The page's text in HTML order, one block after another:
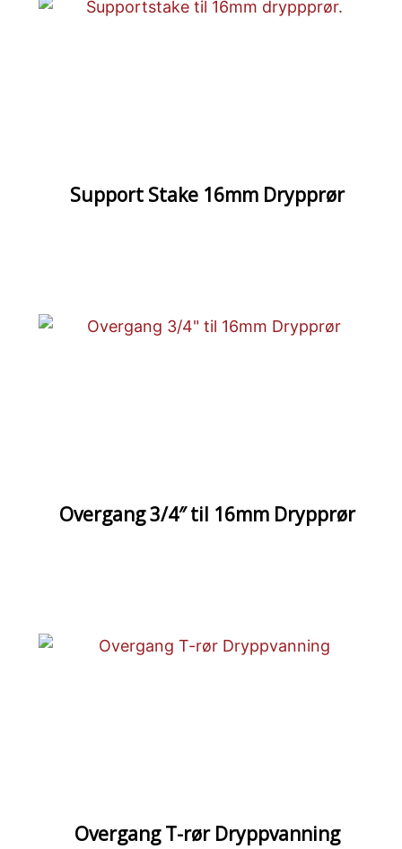
Support Stake 16mm Drypprør
Overgang 3/4″ til 16mm Drypprør
Overgang T-rør Dryppvanning